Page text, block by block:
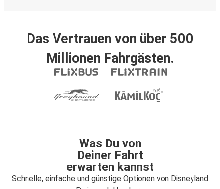
Das Vertrauen von über 500
Millionen Fahrgästen.
Was Du von
Deiner Fahrt
erwarten kannst
Schnelle, einfache und günstige Optionen von Disneyland